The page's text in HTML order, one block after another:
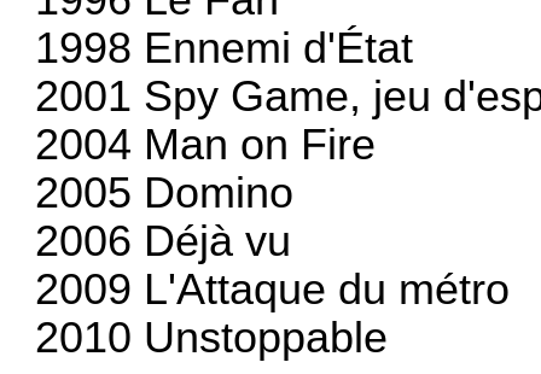
1998 Ennemi d'État
2001 Spy Game, jeu
2004 Man on Fire
2005 Domino
2006 Déjà vu
2009 L'Attaque du métro
2010 Unstoppable